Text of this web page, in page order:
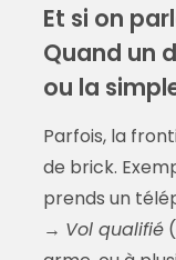
Et si on
Quand un
ou la
Parfois, la
de brick.
prends un
→ Vol qualifié